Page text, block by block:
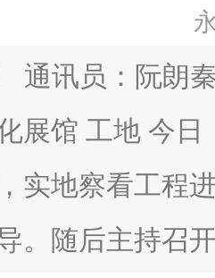
通讯员：阮朗
展馆 工地 今
实地察看工程
。随后主持召